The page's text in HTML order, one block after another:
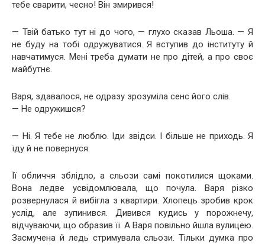
тебе сварити, чесно! Він змирився!
— Твій батько тут ні до чого, — глухо сказав Льоша. — Я
не буду на тобі одружуватися. Я вступив до інституту й
навчатимуся. Мені треба думати не про дітей, а про своє
майбутнє.
Варя, здавалося, не одразу зрозуміла сенс його слів.
— Не одружишся?
— Ні. Я тебе не люблю. Іди звідси. І більше не приходь. Я
їду й не повернуся.
Її обличчя зблідло, а сльози самі покотилися щоками.
Вона ледве усвідомлювала, що почула. Варя різко
розвернулася й вибігла з квартири. Хлопець зробив крок
услід, але зупинився. Дивився кудись у порожнечу,
відчуваючи, що образив її. А Варя повільно йшла вулицею.
Засмучена й ледь стримувала сльози. Тільки думка про